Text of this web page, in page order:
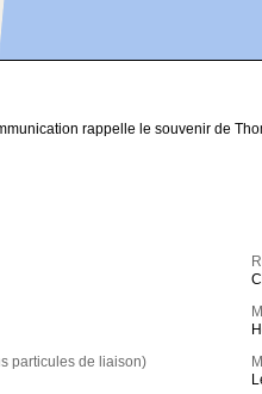
rappelle le souvenir de
particules de liaison)